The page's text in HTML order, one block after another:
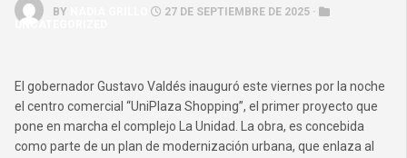
BY
27 DE SEPTIEMBRE DE 2025 ·
UNCATEGORIZED
El gobernador Gustavo Valdés inauguró este viernes por la noche
el centro comercial “UniPlaza Shopping”, el primer proyecto que
pone en marcha el complejo La Unidad. La obra, es concebida
como parte de un plan de modernización urbana, que enlaza al